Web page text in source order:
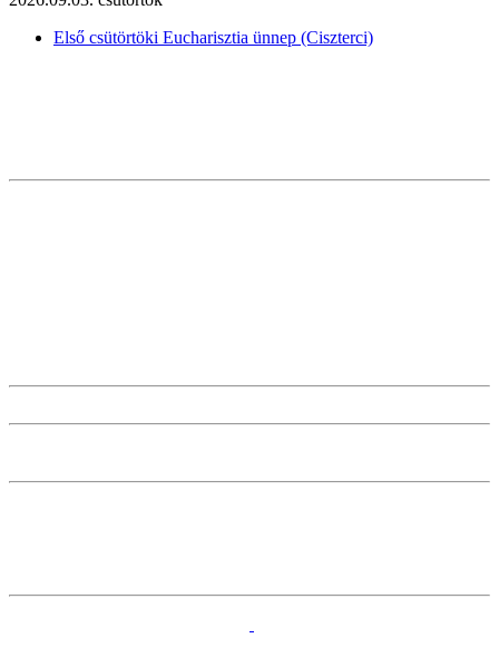
Első csütörtöki Eucharisztia ünnep (Ciszterci)